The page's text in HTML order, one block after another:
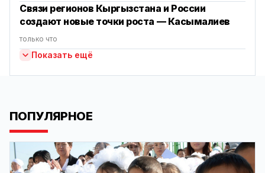
Связи регионов Кыргызстана и России
создают новые точки роста — Касымалиев
только что
Показать ещё
ПОПУЛЯРНОЕ